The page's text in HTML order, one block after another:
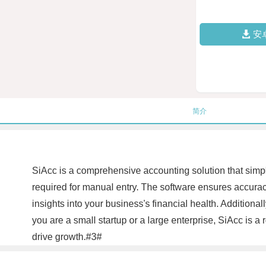
安
简介
SiAcc is a comprehensive accounting solution that
required for manual entry. The software ensures
insights into your business's financial health.
you are a small startup or a large enterprise, SiAcc is
drive growth.#3#